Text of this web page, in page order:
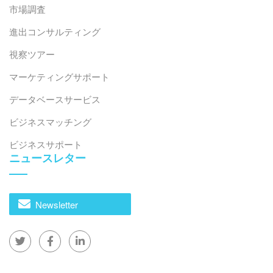
ソース：
市場調査
進出コンサルティング
視察ツアー
マーケティングサポート
データベースサービス
ビジネスマッチング
ビジネスサポート
ニュースレター
Newsletter